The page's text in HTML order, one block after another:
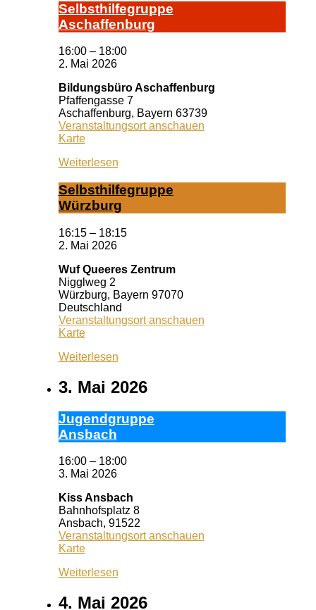
Selbst­hil­fe­grup­pe
A­schaf­fen­burg
16:00 – 18:00
2. Mai 2026
Bildungsbüro Aschaffenburg
Pfaffengasse 7
Aschaffenburg, Bayern 63739
Veranstaltungsort anschauen
KarteBildungsbüro
Weiterlesen
Selbst­hil­fe­grup­pe
Würz­burg
16:15 – 18:15
2. Mai 2026
Wuf Queeres Zentrum
Nigglweg 2
Würzburg, Bayern 97070
Deutschland
Veranstaltungsort anschauen
KarteWuf
Zentrum
Weiterlesen
3. Mai 2026
Ju­gend­grup­pe
Ans­bach
16:00 – 18:00
3. Mai 2026
Kiss Ansbach
Bahnhofsplatz 8
Ansbach, 91522
Veranstaltungsort anschauen
KarteKiss
Weiterlesen
4. Mai 2026